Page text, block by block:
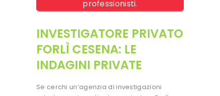
professionisti.
INVESTIGATORE PRIVATO
FORLÌ CESENA: LE
INDAGINI PRIVATE
Se cerchi un’agenzia di investigazioni